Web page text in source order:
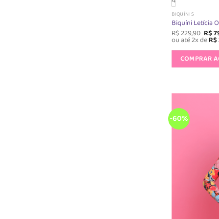
BIQUÍNIS
Biquíni Letícia
R$229,90 O
era:
R$
R$
ou até 2x deR$
COMPRAR
-60%